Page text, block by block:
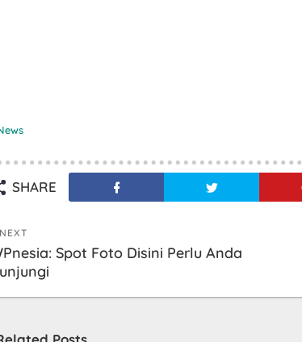
SHARE
NEXT
Spot Foto Disini Perlu Anda